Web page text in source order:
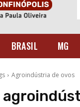
BRASIL MG
Agroindústria de ovos